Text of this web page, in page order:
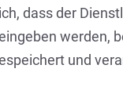
dass der
werden,
und